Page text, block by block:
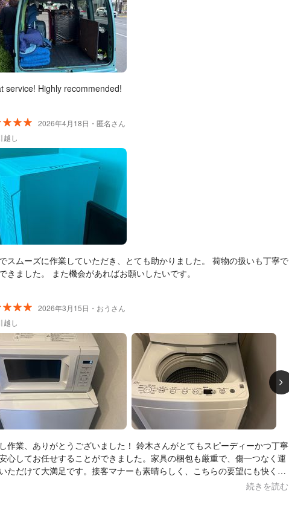
service! Highly recommended!
2026年4月18日・匿名さん
越し
ムーズに作業していただき、とても助かりました。 荷物の扱いも丁寧で
安心できました。 また機会があればお願いしたいです。
2026年3月15日・おうさん
越し
作業、ありがとうございました！ 鈴木さんがとてもスピーディーかつ丁寧
心してお任せすることができました。家具の梱包も厳重で、傷一つなく運
ただけて大満足です。接客マナーも素晴らしく、こちらの要望にも快く応
続きを読む